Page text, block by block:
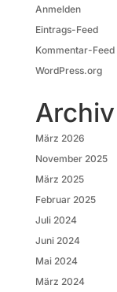
Anmelden
Eintrags-Feed
Kommentar-Feed
WordPress.org
Archiv
März 2026
November 2025
März 2025
Februar 2025
Juli 2024
Juni 2024
Mai 2024
März 2024